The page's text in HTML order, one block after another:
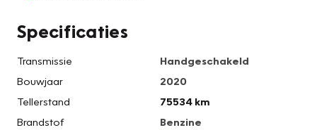
Specificaties
Transmissie
Handgeschakeld
Bouwjaar
2020
Tellerstand
75534 km
Brandstof
Benzine